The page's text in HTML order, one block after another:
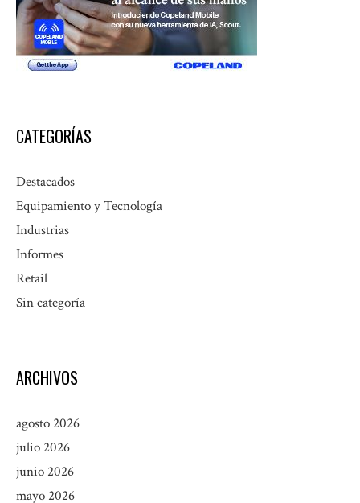
CATEGORÍAS
Destacados
Equipamiento y Tecnología
Industrias
Informes
Retail
Sin categoría
ARCHIVOS
agosto 2026
julio 2026
junio 2026
mayo 2026